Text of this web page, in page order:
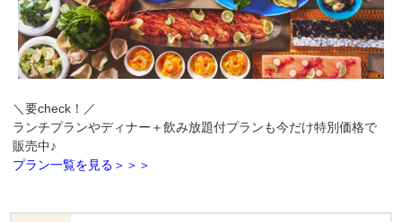
＼要check！／
ランチプランやディナー＋飲み放題付プランも今だけ特別価格で
販売中♪
プラン一覧を見る＞＞＞